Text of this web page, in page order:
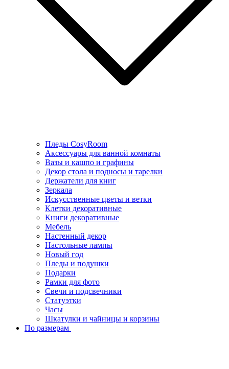
Пледы CosyRoom
Аксессуары для ванной комнаты
Вазы и кашпо и графины
Декор стола и подносы и тарелки
Держатели для книг
Зеркала
Искусcтвенные цветы и ветки
Клетки декоративные
Книги декоративные
Мебель
Настенный декор
Настольные лампы
Новый год
Пледы и подушки
Подарки
Рамки для фото
Свечи и подсвечники
Статуэтки
Часы
Шкатулки и чайницы и корзины
По размерам